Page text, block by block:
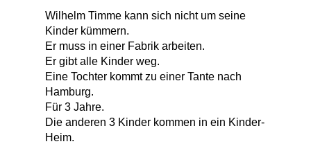
Wilhelm Timme kann sich nicht um seine
Kinder kümmern.
Er muss in einer Fabrik arbeiten.
Er gibt alle Kinder weg.
Eine Tochter kommt zu einer Tante nach
Hamburg.
Für 3 Jahre.
Die anderen 3 Kinder kommen in ein Kinder-
Heim.